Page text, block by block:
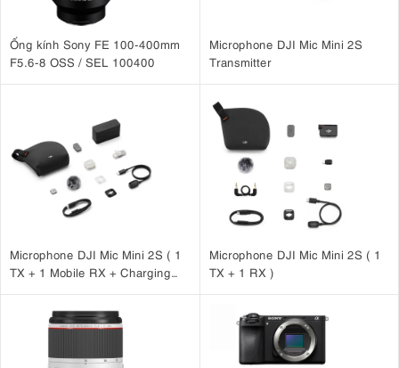
Ống kính Sony FE 100-400mm
F5.6-8 OSS / SEL 100400
Microphone DJI Mic Mini 2S
Transmitter
Microphone DJI Mic Mini 2S ( 1
TX + 1 Mobile RX + Charging
Microphone DJI Mic Mini 2S ( 1
TX + 1 RX )